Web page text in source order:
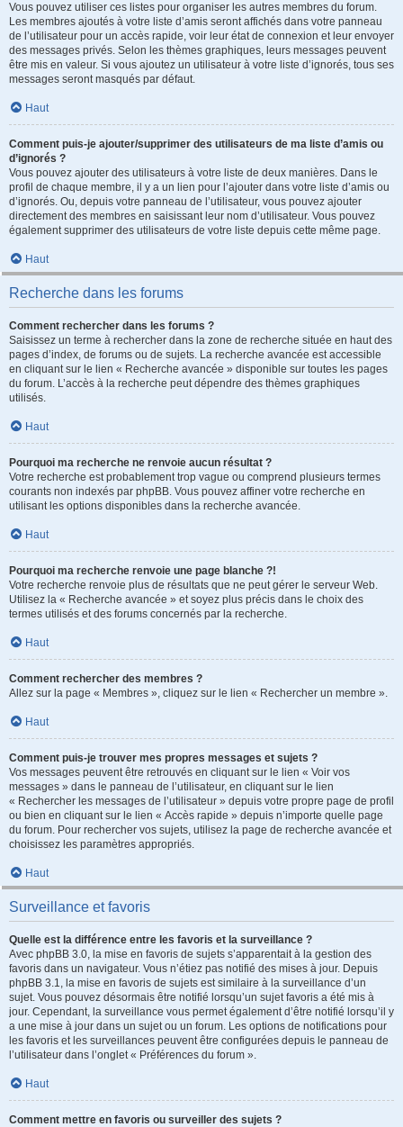
Vous pouvez utiliser ces listes pour organiser les autres membres du forum.
Les membres ajoutés à votre liste d’amis seront affichés dans votre panneau
de l’utilisateur pour un accès rapide, voir leur état de connexion et leur envoyer
des messages privés. Selon les thèmes graphiques, leurs messages peuvent
être mis en valeur. Si vous ajoutez un utilisateur à votre liste d’ignorés, tous ses
messages seront masqués par défaut.
Haut
Comment puis-je ajouter/supprimer des utilisateurs de ma liste d’amis ou
d’ignorés ?
Vous pouvez ajouter des utilisateurs à votre liste de deux manières. Dans le
profil de chaque membre, il y a un lien pour l’ajouter dans votre liste d’amis ou
d’ignorés. Ou, depuis votre panneau de l’utilisateur, vous pouvez ajouter
directement des membres en saisissant leur nom d’utilisateur. Vous pouvez
également supprimer des utilisateurs de votre liste depuis cette même page.
Haut
Recherche dans les forums
Comment rechercher dans les forums ?
Saisissez un terme à rechercher dans la zone de recherche située en haut des
pages d’index, de forums ou de sujets. La recherche avancée est accessible
en cliquant sur le lien « Recherche avancée » disponible sur toutes les pages
du forum. L’accès à la recherche peut dépendre des thèmes graphiques
utilisés.
Haut
Pourquoi ma recherche ne renvoie aucun résultat ?
Votre recherche est probablement trop vague ou comprend plusieurs termes
courants non indexés par phpBB. Vous pouvez affiner votre recherche en
utilisant les options disponibles dans la recherche avancée.
Haut
Pourquoi ma recherche renvoie une page blanche ?!
Votre recherche renvoie plus de résultats que ne peut gérer le serveur Web.
Utilisez la « Recherche avancée » et soyez plus précis dans le choix des
termes utilisés et des forums concernés par la recherche.
Haut
Comment rechercher des membres ?
Allez sur la page « Membres », cliquez sur le lien « Rechercher un membre ».
Haut
Comment puis-je trouver mes propres messages et sujets ?
Vos messages peuvent être retrouvés en cliquant sur le lien « Voir vos
messages » dans le panneau de l’utilisateur, en cliquant sur le lien
« Rechercher les messages de l’utilisateur » depuis votre propre page de profil
ou bien en cliquant sur le lien « Accès rapide » depuis n’importe quelle page
du forum. Pour rechercher vos sujets, utilisez la page de recherche avancée et
choisissez les paramètres appropriés.
Haut
Surveillance et favoris
Quelle est la différence entre les favoris et la surveillance ?
Avec phpBB 3.0, la mise en favoris de sujets s’apparentait à la gestion des
favoris dans un navigateur. Vous n’étiez pas notifié des mises à jour. Depuis
phpBB 3.1, la mise en favoris de sujets est similaire à la surveillance d’un
sujet. Vous pouvez désormais être notifié lorsqu’un sujet favoris a été mis à
jour. Cependant, la surveillance vous permet également d’être notifié lorsqu’il y
a une mise à jour dans un sujet ou un forum. Les options de notifications pour
les favoris et les surveillances peuvent être configurées depuis le panneau de
l’utilisateur dans l’onglet « Préférences du forum ».
Haut
Comment mettre en favoris ou surveiller des sujets ?